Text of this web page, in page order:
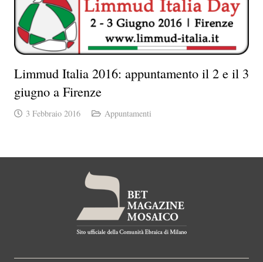
Limmud Italia 2016: appuntamento il 2 e il 3
giugno a Firenze
3 Febbraio 2016 Appuntamenti